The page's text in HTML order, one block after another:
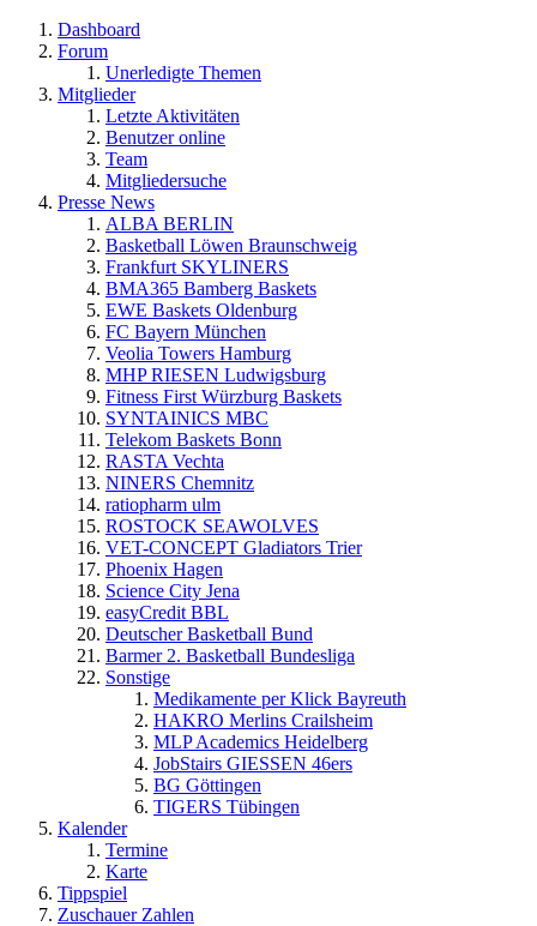
Dashboard
Forum
Unerledigte Themen
Mitglieder
Letzte Aktivitäten
Benutzer online
Team
Mitgliedersuche
Presse News
ALBA BERLIN
Basketball Löwen Braunschweig
Frankfurt SKYLINERS
BMA365 Bamberg Baskets
EWE Baskets Oldenburg
FC Bayern München
Veolia Towers Hamburg
MHP RIESEN Ludwigsburg
Fitness First Würzburg Baskets
SYNTAINICS MBC
Telekom Baskets Bonn
RASTA Vechta
NINERS Chemnitz
ratiopharm ulm
ROSTOCK SEAWOLVES
VET-CONCEPT Gladiators Trier
Phoenix Hagen
Science City Jena
easyCredit BBL
Deutscher Basketball Bund
Barmer 2. Basketball Bundesliga
Sonstige
Medikamente per Klick Bayreuth
HAKRO Merlins Crailsheim
MLP Academics Heidelberg
JobStairs GIESSEN 46ers
BG Göttingen
TIGERS Tübingen
Kalender
Termine
Karte
Tippspiel
Zuschauer Zahlen